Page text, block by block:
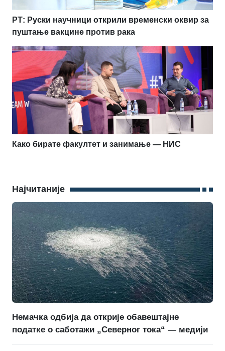
РТ: Руски научници открили временски оквир за
пуштање вакцине против рака
Како бирате факултет и занимање — НИС
Најчитаније
Немачка одбија да открије обавештајне
податке о саботажи „Северног тока“ — медији